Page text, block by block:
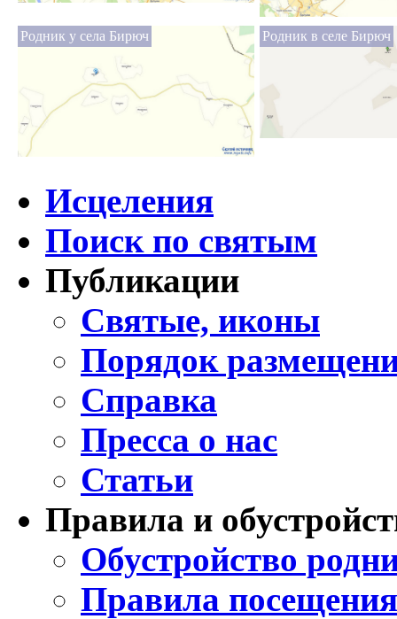
Родник у села Бирюч Родник в селе Бирюч
Исцеления
Поиск по святым
Публикации
Святые, иконы
Порядок
Справка
Пресса о нас
Статьи
Правила и
Обустройство
Правила